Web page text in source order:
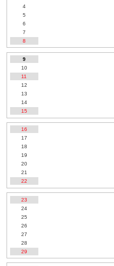
4
5
6
7
8
9
10
11
12
13
14
15
16
17
18
19
20
21
22
23
24
25
26
27
28
29